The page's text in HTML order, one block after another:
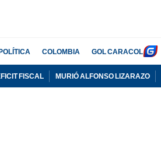
COLOMBIA GOL CARACOL
FISCAL MURIÓ ALFONSO LIZARAZO